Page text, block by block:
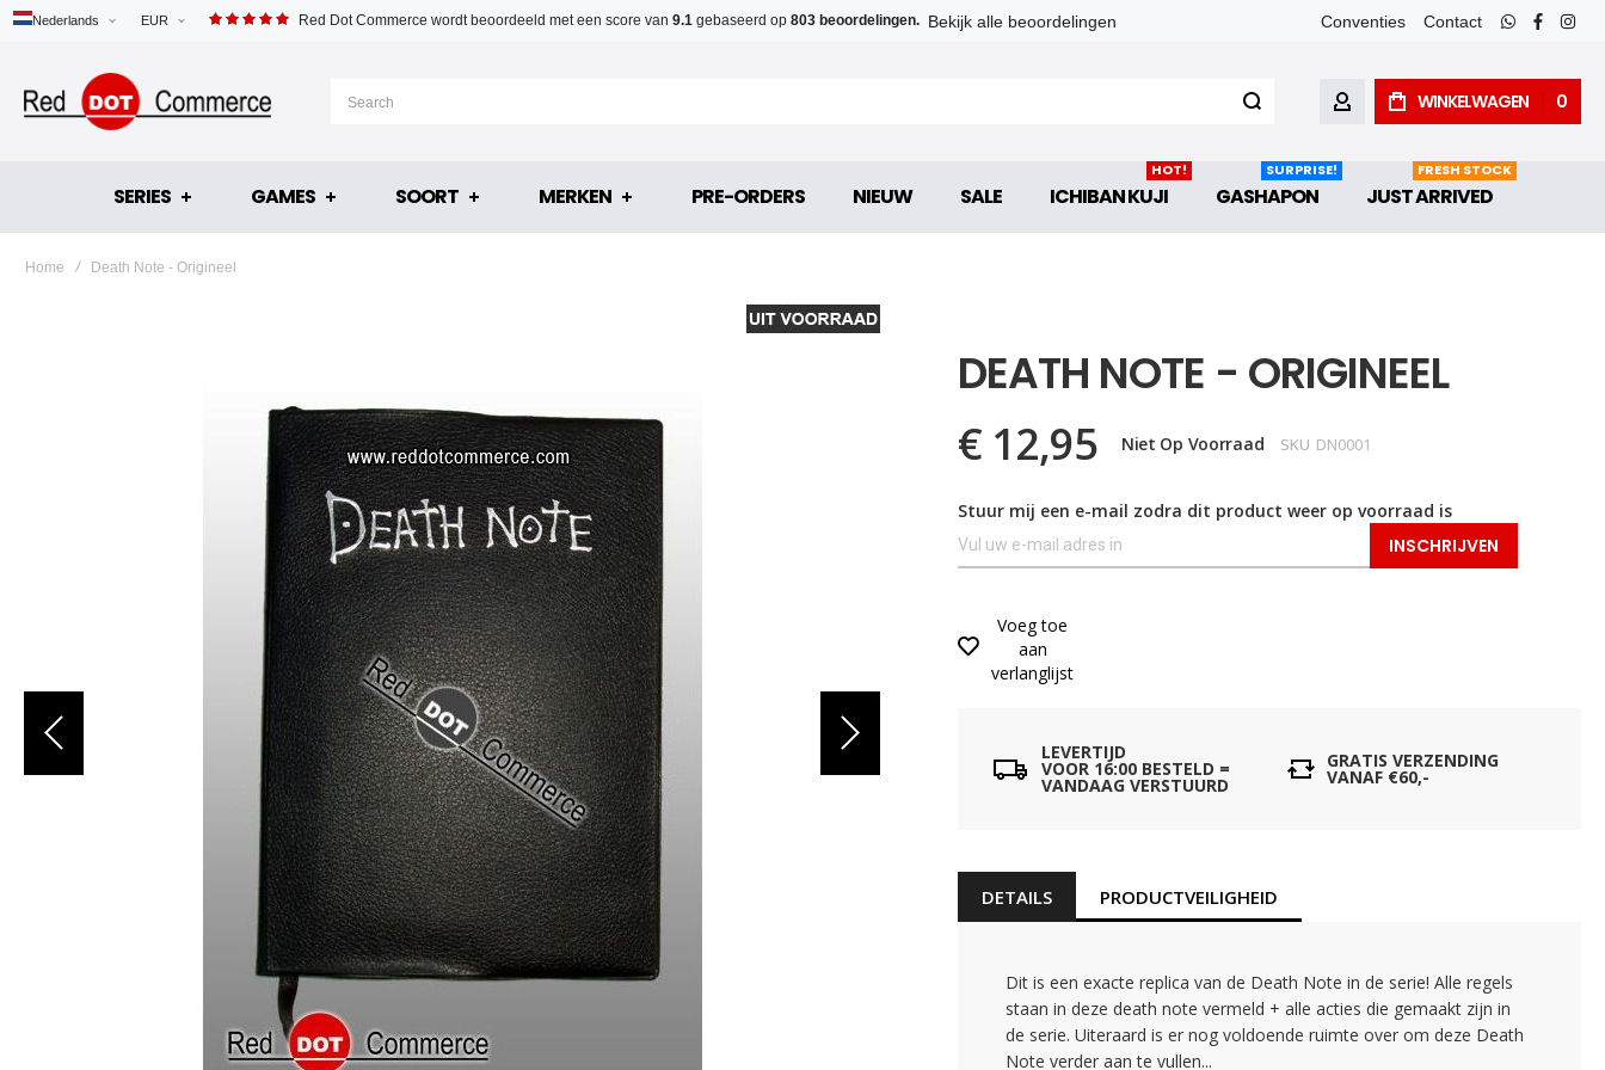
EUR
Nederlands Red Dot Commerce wordt beoordeeld met een score van 9.1 gebaseerd op 803 beoordelingen. Bekijk alle beoordelingen Conventies Contact
whatsapp
facebook
ACCOUNTWINKELWAGEN 0
SERIES GAMES SOORT MERKEN PRE-ORDERS NIEUW SALE ICHIBAN KUJI
HOT!
GASHAPON
SURPRISE!
JUST ARRIVED
FRESH STOCK
Home Death Note - Origineel
DEATH NOTE - ORIGINEEL
€ 12,95 Niet Op Voorraad SKU DN0001
Stuur mij een e-mail zodra dit product weer op voorraad is
INSCHRIJVEN
Voeg toe
aan
verlanglijst
LEVERTIJD
VOOR 16:00 BESTELD =
VANDAAG VERSTUURD
GRATIS VERZENDING
VANAF €60,-
DETAILS
Dit is een exacte replica van de Death Note in de serie! Alle regels
staan in deze death note vermeld + alle acties die gemaakt zijn in
de serie. Uiteraard is er nog voldoende ruimte over om deze Death
Note verder aan te vullen...
PRODUCTVEILIGHEID